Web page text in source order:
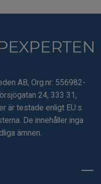
AB, Org.nr: 556982-
24, 333 31,
är testade enligt EU:s
De innehåller inga
ämnen.